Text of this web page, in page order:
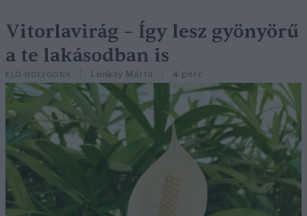
Vitorlavirág – Így lesz gyönyörű
a te lakásodban is
ÉLŐ BOLYGÓNK Lonkay Márta 4 perc